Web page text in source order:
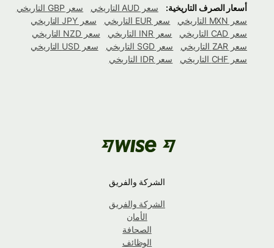
أسعار الصرف التاريخية: سعر AUD التاريخي
سعر GBP التاريخي
سعر MXN التاريخي
سعر EUR التاريخي
سعر JPY التاريخي
سعر CAD التاريخي
سعر INR التاريخي
سعر NZD التاريخي
سعر ZAR التاريخي
سعر SGD التاريخي
سعر USD التاريخي
سعر CHF التاريخي
سعر IDR التاريخي
الشركة والفريق
الشركة والفريق
الأمان
الصحافة
الوظائف